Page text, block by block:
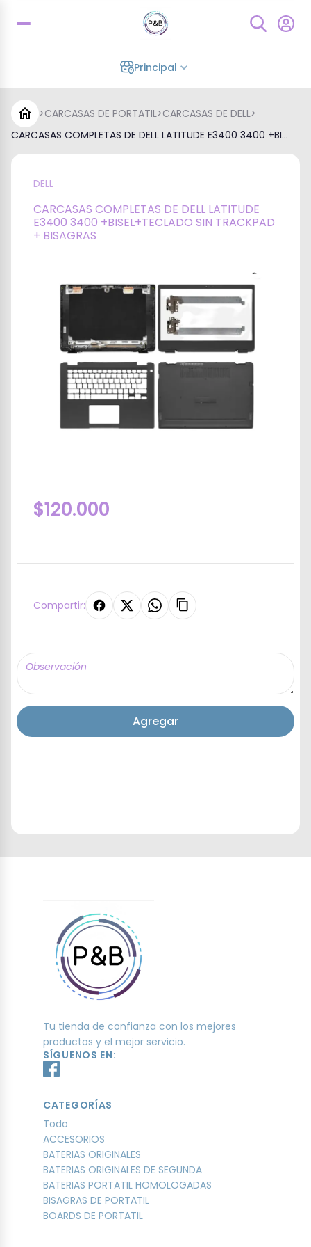
Principal
>CARCASAS DE PORTATIL>CARCASAS DE DELL>
CARCASAS COMPLETAS DE DELL LATITUDE E3400 3400 +BI...
DELL
CARCASAS COMPLETAS DE DELL LATITUDE
E3400 3400 +BISEL+TECLADO SIN TRACKPAD
+ BISAGRAS
$120.000
Compartir:
Agregar
Tu tienda de confianza con los mejores
productos y el mejor servicio.
SÍGUENOS EN:
CATEGORÍAS
Todo
ACCESORIOS
BATERIAS ORIGINALES
BATERIAS ORIGINALES DE SEGUNDA
BATERIAS PORTATIL HOMOLOGADAS
BISAGRAS DE PORTATIL
BOARDS DE PORTATIL